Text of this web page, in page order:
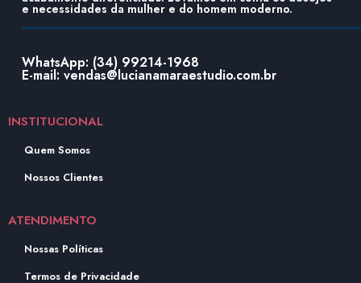
e necessidades da mulher e do homem moderno.
WhatsApp: (34) 99214-1968
E-mail: vendas@lucianamaraestudio.com.br
INSTITUCIONAL
Quem Somos
Nossos Clientes
ATENDIMENTO
Nossas Políticas
Termos de Privacidade